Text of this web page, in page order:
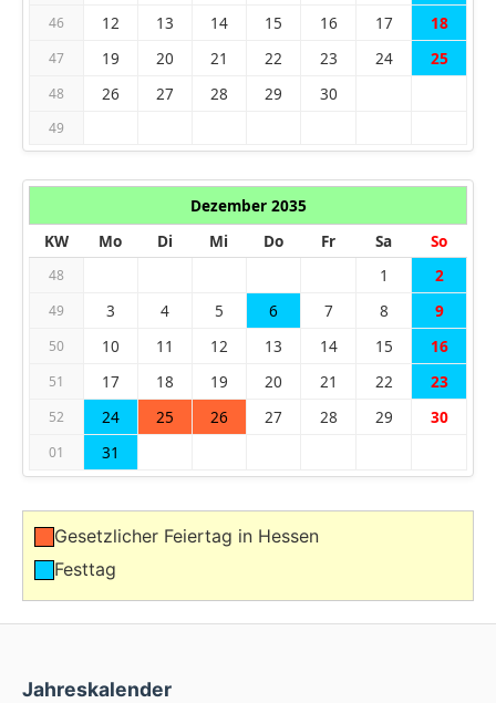
Jahreskalender
46 12 13 14 15 16 17 18
47 19 20 21 22 23 24 25
48 26 27 28 29 30
49
Dezember 2035
KW
Mo Di Mi Do Fr Sa So
48 1 2
49 3 4 5 6 7 8 9
50 10 11 12 13 14 15 16
51 17 18 19 20 21 22 23
52 24 25 26 27 28 29 30
01 31
Gesetzlicher Feiertag in Hessen
Festtag